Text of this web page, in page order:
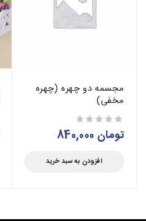
مجسمه دو چهره (چهره
مخفی)
تومان
افزودن به سبد خرید